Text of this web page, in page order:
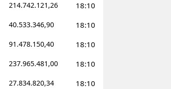
214.742.121,26 18:10
40.533.346,90 18:10
91.478.150,40 18:10
237.965.481,00 18:10
27.834.820,34 18:10